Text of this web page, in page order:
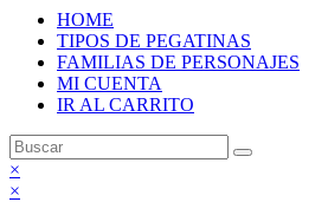
HOME
TIPOS DE PEGATINAS
FAMILIAS DE PERSONAJES
MI CUENTA
IR AL CARRITO
×
×